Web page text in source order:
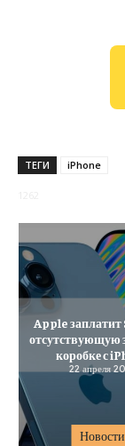
ТЕГИ iPhone
Новости
Apple заплатит
отсутствующую
коробке с
22 апреля